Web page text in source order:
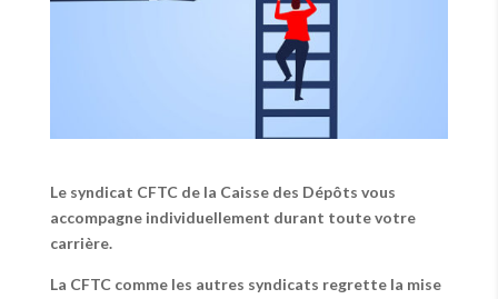
Le syndicat CFTC de la Caisse des Dépôts vous
accompagne individuellement durant toute votre
carrière.
La CFTC comme les autres syndicats regrette la mise